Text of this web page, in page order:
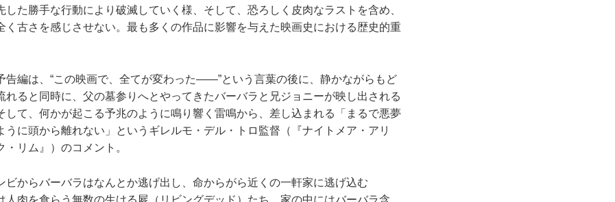
した勝手な行動により破滅していく様、そして、恐ろしく皮肉なラストを含め、
く古さを感じさせない。最も多くの作品に影響を与えた映画史における歴史的重
編は、“この映画で、全てが変わった――”という言葉の後に、静かながらもど
れると同時に、父の墓参りへとやってきたバーバラと兄ジョニーが映し出される
して、何かが起こる予兆のように鳴り響く雷鳴から、差し込まれる「まるで悪夢
うに頭から離れない」というギレルモ・デル・トロ監督（『ナイトメア・アリ
リム』）のコメント。
からバーバラはなんとか逃げ出し、命からがら近くの一軒家に逃げ込む
肉を食らう無数の生ける屍（リビングデッド）たち、家の中にはバーバラ含